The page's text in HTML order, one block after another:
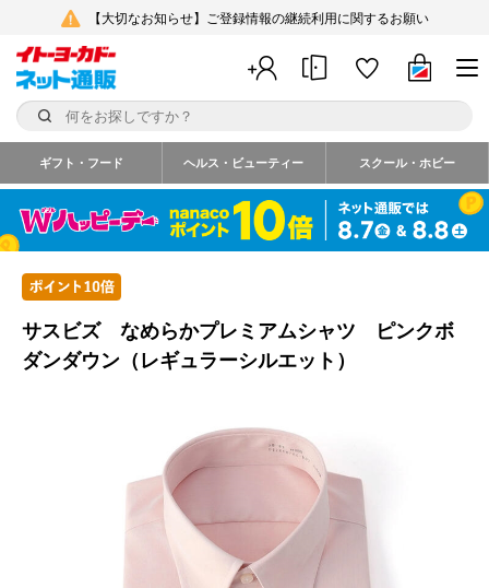
【大切なお知らせ】ご登録情報の継続利用に関するお願い
ギフト・フード ヘルス・ビューティー スクール・ホビー
サスビズ なめらかプレミアムシャツ ピンクボ
ダンダウン（レギュラーシルエット）